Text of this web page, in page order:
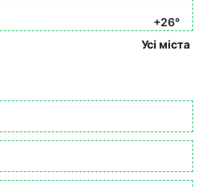
+26°
Усі міста